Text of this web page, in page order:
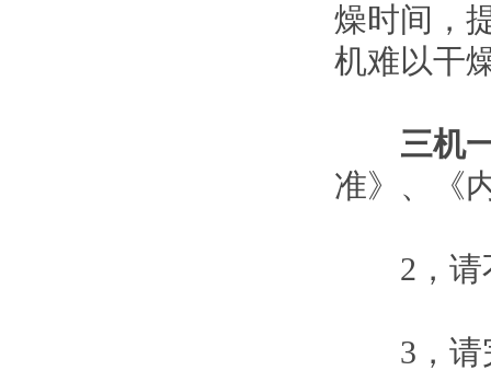
燥时间，
机难以干
三机
准》、《
2，请
3，请完